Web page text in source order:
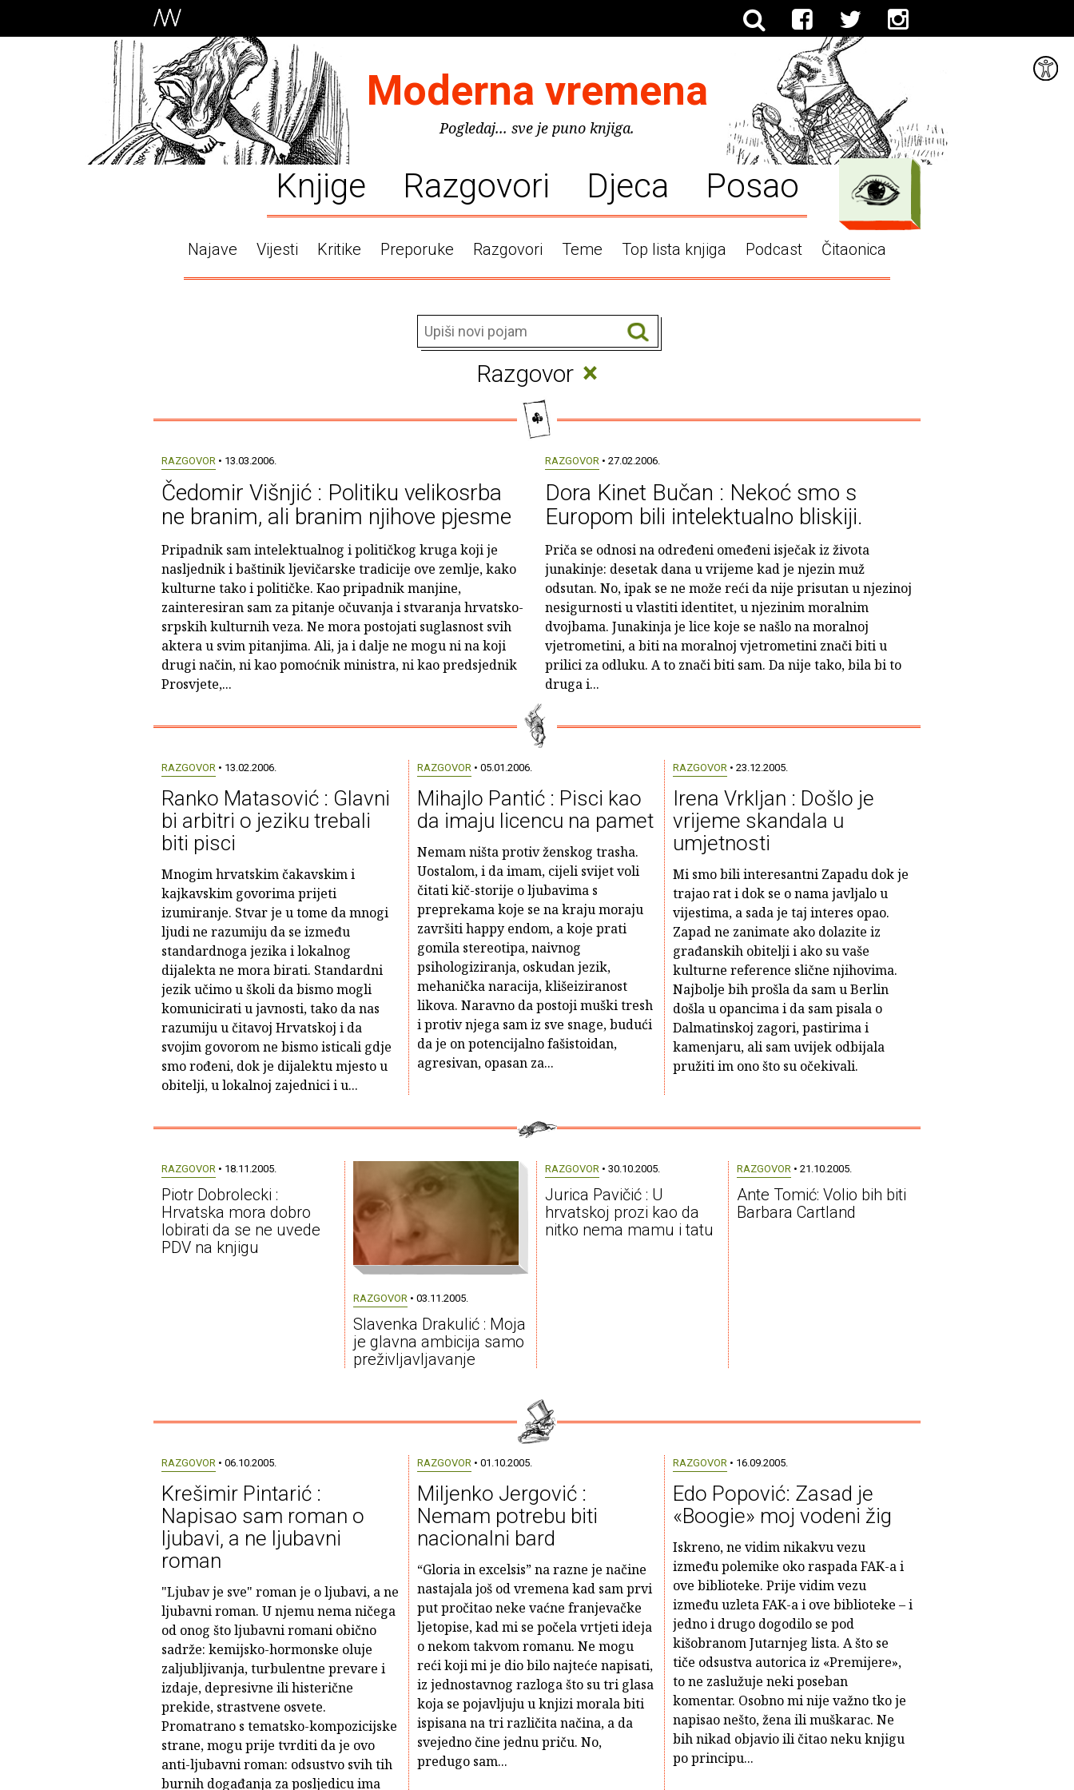
Moderna vremena
Pogledaj... sve je puno knjiga.
Knjige Razgovori Djeca Posao
Najave Vijesti Kritike Preporuke Razgovori Teme Top lista knjiga Podcast Čitaonica
Razgovor ×
RAZGOVOR• 13.03.2006.
Čedomir Višnjić : Politiku velikosrba
ne branim, ali branim njihove pjesme
Pripadnik sam intelektualnog i političkog kruga koji je
nasljednik i baštinik ljevičarske tradicije ove zemlje, kako
kulturne tako i političke. Kao pripadnik manjine,
zainteresiran sam za pitanje očuvanja i stvaranja hrvatsko-
srpskih kulturnih veza. Ne mora postojati suglasnost svih
aktera u svim pitanjima. Ali, ja i dalje ne mogu ni na koji
drugi način, ni kao pomoćnik ministra, ni kao predsjednik
Prosvjete,...
RAZGOVOR• 27.02.2006.
Dora Kinet Bučan : Nekoć smo s
Europom bili intelektualno bliskiji.
Priča se odnosi na određeni omeđeni isječak iz života
junakinje: desetak dana u vrijeme kad je njezin muž
odsutan. No, ipak se ne može reći da nije prisutan u njezinoj
nesigurnosti u vlastiti identitet, u njezinim moralnim
dvojbama. Junakinja je lice koje se našlo na moralnoj
vjetrometini, a biti na moralnoj vjetrometini znači biti u
prilici za odluku. A to znači biti sam. Da nije tako, bila bi to
druga i...
RAZGOVOR• 13.02.2006.
Ranko Matasović : Glavni
bi arbitri o jeziku trebali
biti pisci
Mnogim hrvatskim čakavskim i
kajkavskim govorima prijeti
izumiranje. Stvar je u tome da mnogi
ljudi ne razumiju da se između
standardnoga jezika i lokalnog
dijalekta ne mora birati. Standardni
jezik učimo u školi da bismo mogli
komunicirati u javnosti, tako da nas
razumiju u čitavoj Hrvatskoj i da
svojim govorom ne bismo isticali gdje
smo rođeni, dok je dijalektu mjesto u
obitelji, u lokalnoj zajednici i u...
RAZGOVOR• 05.01.2006.
Mihajlo Pantić : Pisci kao
da imaju licencu na pamet
Nemam ništa protiv ženskog trasha.
Uostalom, i da imam, cijeli svijet voli
čitati kič-storije o ljubavima s
preprekama koje se na kraju moraju
završiti happy endom, a koje prati
gomila stereotipa, naivnog
psihologiziranja, oskudan jezik,
mehanička naracija, klišeiziranost
likova. Naravno da postoji muški tresh
i protiv njega sam iz sve snage, budući
da je on potencijalno fašistoidan,
agresivan, opasan za...
RAZGOVOR• 23.12.2005.
Irena Vrkljan : Došlo je
vrijeme skandala u
umjetnosti
Mi smo bili interesantni Zapadu dok je
trajao rat i dok se o nama javljalo u
vijestima, a sada je taj interes opao.
Zapad ne zanimate ako dolazite iz
građanskih obitelji i ako su vaše
kulturne reference slične njihovima.
Najbolje bih prošla da sam u Berlin
došla u opancima i da sam pisala o
Dalmatinskoj zagori, pastirima i
kamenjaru, ali sam uvijek odbijala
pružiti im ono što su očekivali.
RAZGOVOR• 18.11.2005.
Piotr Dobrolecki :
Hrvatska mora dobro
lobirati da se ne uvede
PDV na knjigu
RAZGOVOR • 03.11.2005.
Slavenka Drakulić : Moja
je glavna ambicija samo
preživljavljavanje
RAZGOVOR• 30.10.2005.
Jurica Pavičić : U
hrvatskoj prozi kao da
nitko nema mamu i tatu
RAZGOVOR• 21.10.2005.
Ante Tomić: Volio bih biti
Barbara Cartland
RAZGOVOR• 06.10.2005.
Krešimir Pintarić :
Napisao sam roman o
ljubavi, a ne ljubavni
roman
"Ljubav je sve" roman je o ljubavi, a ne
ljubavni roman. U njemu nema ničega
od onog što ljubavni romani obično
sadrže: kemijsko-hormonske oluje
zaljubljivanja, turbulentne prevare i
izdaje, depresivne ili histerične
prekide, strastvene osvete.
Promatrano s tematsko-kompozicijske
strane, mogu prije tvrditi da je ovo
anti-ljubavni roman: odsustvo svih tih
burnih događanja za posljedicu ima
RAZGOVOR• 01.10.2005.
Miljenko Jergović :
Nemam potrebu biti
nacionalni bard
“Gloria in excelsis” na razne je načine
nastajala još od vremena kad sam prvi
put pročitao neke vaćne franjevačke
ljetopise, kad mi se počela vrtjeti ideja
o nekom takvom romanu. Ne mogu
reći koji mi je dio bilo najteće napisati,
iz jednostavnog razloga što su tri glasa
koja se pojavljuju u knjizi morala biti
ispisana na tri različita načina, a da
svejedno čine jednu priču. No,
predugo sam...
RAZGOVOR• 16.09.2005.
Edo Popović: Zasad je
«Boogie» moj vodeni žig
Iskreno, ne vidim nikakvu vezu
između polemike oko raspada FAK-a i
ove biblioteke. Prije vidim vezu
između uzleta FAK-a i ove biblioteke – i
jedno i drugo dogodilo se pod
kišobranom Jutarnjeg lista. A što se
tiče odsustva autorica iz «Premijere»,
to ne zaslužuje neki poseban
komentar. Osobno mi nije važno tko je
napisao nešto, žena ili muškarac. Ne
bih nikad objavio ili čitao neku knjigu
po principu...